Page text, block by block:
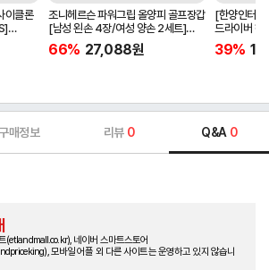
이클론
조니헤르슨 파워그립 올양피 골프장갑
[남성 왼손 4장/여성 양손 2세트]
[화이트][케이스포함]
66% 27,088원
[한양인터
드라이버 헤
[HD-302]
39%
매정보 리뷰 0 Q&A 0
(etlandmall.co.kr), 네이버 스마트스토어
모바일 어플 외 다른 사이트는 운영하고 있지 않습니